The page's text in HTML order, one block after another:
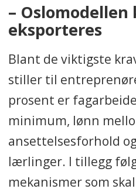
– Oslomodellen
eksporteres
Blant de viktigste
stiller til
prosent er
minimum, lønn
ansettelsesforhold
lærlinger. I tillegg
mekanismer som